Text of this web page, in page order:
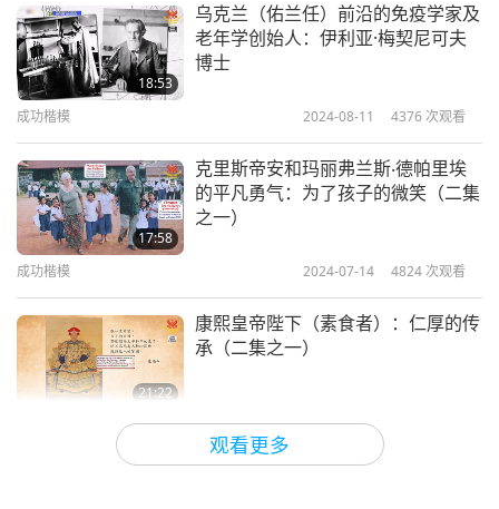
太阳王维持了法国的稳定，并促进了繁荣。艺术、科
学、工业与商业蓬勃发展，人口也稳定成长。当欧洲
许多地区仍处于政治分裂之际，路易十四国王为世人
铭记，在于他将法国转变为强大而统一的国家，成为
各国效仿的典范。他的成就与其统治时期的辉煌已密
不可分。正如伏尔泰所言：「提及他的名字时，无不
令人肃然起敬，并让人联想起永垂不朽的时代形
象。」
观看更多
18:53
乌克兰（佑兰任）前沿的免疫学家及
老年学创始人：伊利亚·梅契尼可夫
博士
成功楷模 2024-08-11 4376 次观看
17:58
克里斯帝安和玛丽弗兰斯‧德帕里埃
的平凡勇气：为了孩子的微笑（二集
之一）
成功楷模 2024-07-14 4824 次观看
21:22
康熙皇帝陛下（素食者）：仁厚的传
承（二集之一）
2024-06-15